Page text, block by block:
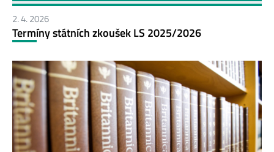
2. 4. 2026
Termíny státních zkoušek LS 2025/2026